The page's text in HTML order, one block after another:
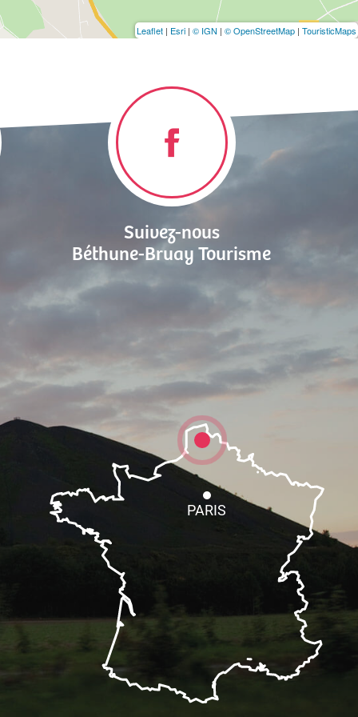
Leaflet | Esri | © IGN | © OpenStreetMap | TouristicMaps
Suivez-nous
Béthune-Bruay Tourisme
PARIS